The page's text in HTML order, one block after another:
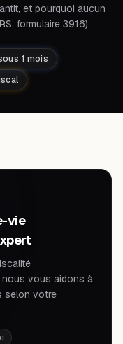
et pourquoi aucun
formulaire 3916).
1 mois
vie
nous vous aidons à
selon votre